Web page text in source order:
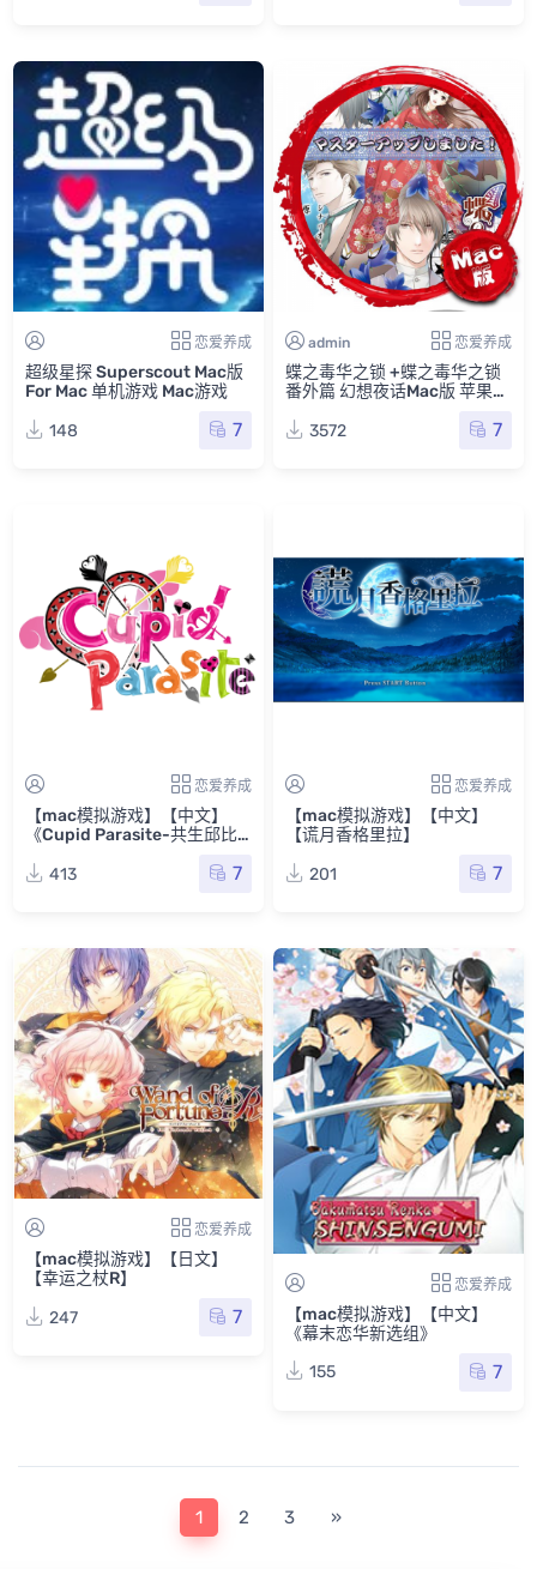
恋爱养成
超级星探 Superscout Mac版
For Mac 单机游戏 Mac游戏
148
7
admin 恋爱养成
蝶之毒华之锁 +蝶之毒华之锁
番外篇 幻想夜话Mac版 苹果电
机游戏
3572 7
恋爱养成
【mac模拟游戏】【中文】
《Cupid Parasite-共生邱比
413
7
恋爱养成
【mac模拟游戏】【中文】
【谎月香格里拉】
201
7
恋爱养成
【mac模拟游戏】【日文】
【幸运之杖R】
247
7
恋爱养成
【mac模拟游戏】【中文】
《幕末恋华新选组》
155
7
1 2 3 »